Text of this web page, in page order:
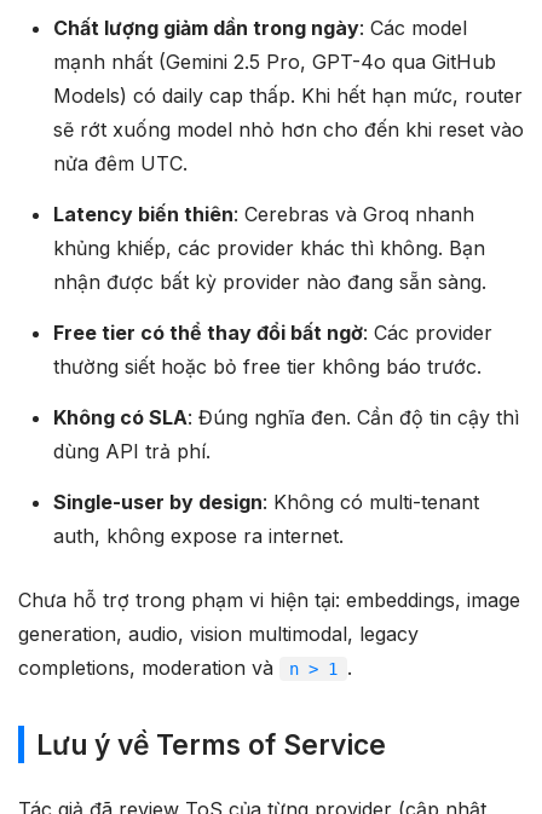
Chất lượng giảm dần trong ngày: Các model
mạnh nhất (Gemini 2.5 Pro, GPT-4o qua GitHub
Models) có daily cap thấp. Khi hết hạn mức, router
sẽ rớt xuống model nhỏ hơn cho đến khi reset vào
nửa đêm UTC.
Latency biến thiên: Cerebras và Groq nhanh
khủng khiếp, các provider khác thì không. Bạn
nhận được bất kỳ provider nào đang sẵn sàng.
Free tier có thể thay đổi bất ngờ: Các provider
thường siết hoặc bỏ free tier không báo trước.
Không có SLA: Đúng nghĩa đen. Cần độ tin cậy thì
dùng API trả phí.
Single-user by design: Không có multi-tenant
auth, không expose ra internet.
Chưa hỗ trợ trong phạm vi hiện tại: embeddings, image
generation, audio, vision multimodal, legacy
completions, moderation và
n > 1 .
Lưu ý về Terms of Service